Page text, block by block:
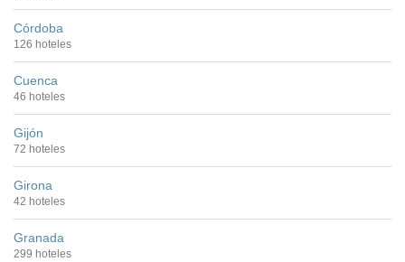
Córdoba
126 hoteles
Cuenca
46 hoteles
Gijón
72 hoteles
Girona
42 hoteles
Granada
299 hoteles